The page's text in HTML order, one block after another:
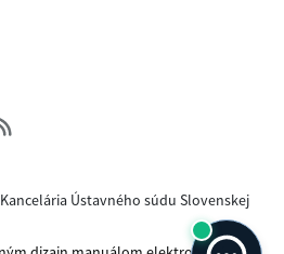
Ústavného súdu Slovenskej